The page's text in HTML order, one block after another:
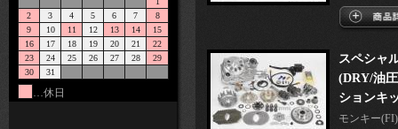
2
3 4 5 6 7
8
9
10 11 12 13 14
15
16
17 18 19 20 21
22
23
24 25 26 27 28
29
30
31
…休日
スペシャ
(DRY/油
ションキ
モンキー